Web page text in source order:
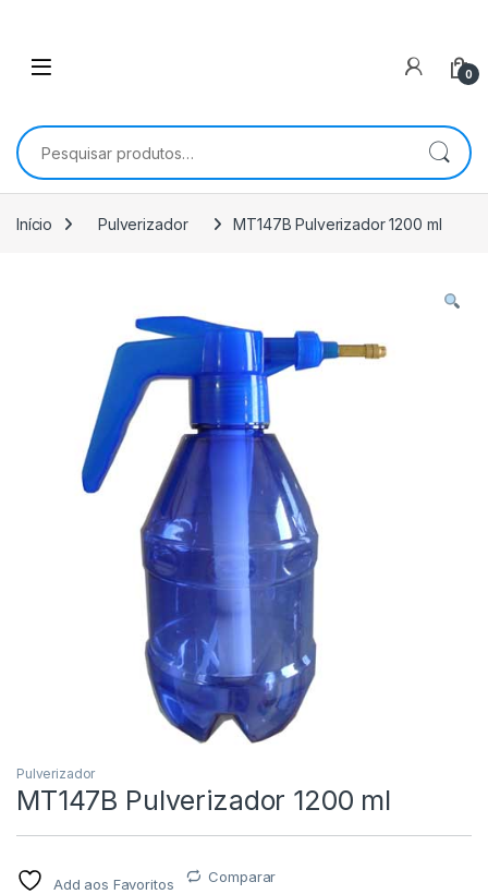
0
Pesquisar por:
Início Pulverizador MT147B Pulverizador 1200 ml
Pulverizador
MT147B Pulverizador 1200 ml
Add aos Favoritos Comparar